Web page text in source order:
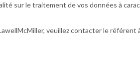
sur le traitement de vos données à
veuillez contacter le référent